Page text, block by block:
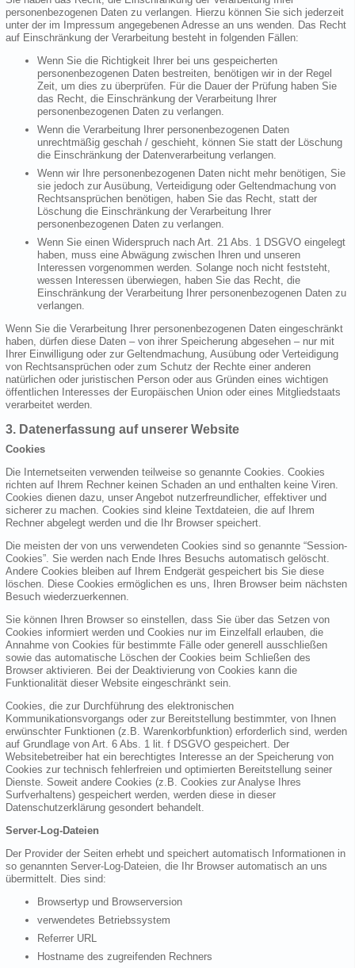
personenbezogenen Daten zu verlangen. Hierzu können Sie sich jederzeit
unter der im Impressum angegebenen Adresse an uns wenden. Das Recht
auf Einschränkung der Verarbeitung besteht in folgenden Fällen:
Wenn Sie die Richtigkeit Ihrer bei uns gespeicherten
personenbezogenen Daten bestreiten, benötigen wir in der Regel
Zeit, um dies zu überprüfen. Für die Dauer der Prüfung haben Sie
das Recht, die Einschränkung der Verarbeitung Ihrer
personenbezogenen Daten zu verlangen.
Wenn die Verarbeitung Ihrer personenbezogenen Daten
unrechtmäßig geschah / geschieht, können Sie statt der Löschung
die Einschränkung der Datenverarbeitung verlangen.
Wenn wir Ihre personenbezogenen Daten nicht mehr benötigen, Sie
sie jedoch zur Ausübung, Verteidigung oder Geltendmachung von
Rechtsansprüchen benötigen, haben Sie das Recht, statt der
Löschung die Einschränkung der Verarbeitung Ihrer
personenbezogenen Daten zu verlangen.
Wenn Sie einen Widerspruch nach Art. 21 Abs. 1 DSGVO eingelegt
haben, muss eine Abwägung zwischen Ihren und unseren
Interessen vorgenommen werden. Solange noch nicht feststeht,
wessen Interessen überwiegen, haben Sie das Recht, die
Einschränkung der Verarbeitung Ihrer personenbezogenen Daten zu
verlangen.
Wenn Sie die Verarbeitung Ihrer personenbezogenen Daten eingeschränkt
haben, dürfen diese Daten – von ihrer Speicherung abgesehen – nur mit
Ihrer Einwilligung oder zur Geltendmachung, Ausübung oder Verteidigung
von Rechtsansprüchen oder zum Schutz der Rechte einer anderen
natürlichen oder juristischen Person oder aus Gründen eines wichtigen
öffentlichen Interesses der Europäischen Union oder eines Mitgliedstaats
verarbeitet werden.
3. Datenerfassung auf unserer Website
Cookies
Die Internetseiten verwenden teilweise so genannte Cookies. Cookies
richten auf Ihrem Rechner keinen Schaden an und enthalten keine Viren.
Cookies dienen dazu, unser Angebot nutzerfreundlicher, effektiver und
sicherer zu machen. Cookies sind kleine Textdateien, die auf Ihrem
Rechner abgelegt werden und die Ihr Browser speichert.
Die meisten der von uns verwendeten Cookies sind so genannte “Session-
Cookies”. Sie werden nach Ende Ihres Besuchs automatisch gelöscht.
Andere Cookies bleiben auf Ihrem Endgerät gespeichert bis Sie diese
löschen. Diese Cookies ermöglichen es uns, Ihren Browser beim nächsten
Besuch wiederzuerkennen.
Sie können Ihren Browser so einstellen, dass Sie über das Setzen von
Cookies informiert werden und Cookies nur im Einzelfall erlauben, die
Annahme von Cookies für bestimmte Fälle oder generell ausschließen
sowie das automatische Löschen der Cookies beim Schließen des
Browser aktivieren. Bei der Deaktivierung von Cookies kann die
Funktionalität dieser Website eingeschränkt sein.
Cookies, die zur Durchführung des elektronischen
Kommunikationsvorgangs oder zur Bereitstellung bestimmter, von Ihnen
erwünschter Funktionen (z.B. Warenkorbfunktion) erforderlich sind, werden
auf Grundlage von Art. 6 Abs. 1 lit. f DSGVO gespeichert. Der
Websitebetreiber hat ein berechtigtes Interesse an der Speicherung von
Cookies zur technisch fehlerfreien und optimierten Bereitstellung seiner
Dienste. Soweit andere Cookies (z.B. Cookies zur Analyse Ihres
Surfverhaltens) gespeichert werden, werden diese in dieser
Datenschutzerklärung gesondert behandelt.
Server-Log-Dateien
Der Provider der Seiten erhebt und speichert automatisch Informationen in
so genannten Server-Log-Dateien, die Ihr Browser automatisch an uns
übermittelt. Dies sind:
Browsertyp und Browserversion
verwendetes Betriebssystem
Referrer URL
Hostname des zugreifenden Rechners